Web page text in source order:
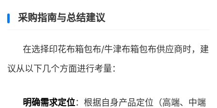
采购指南与总结建议
在选择印花布箱包布/牛津布箱包布供应商时，建
议从以下几个方面进行考量：
明确需求定位：根据自身产品定位（高端、中端